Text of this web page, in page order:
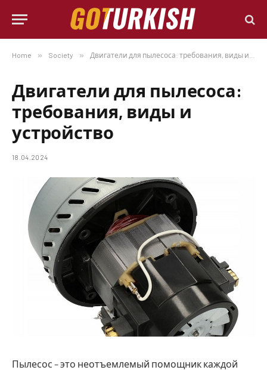
Home » Society » Двигатели для пылесоса: требования, виды и устройство
Двигатели для пылесоса:
требования, виды и
устройство
18.04.2024
Пылесос – это неотъемлемый помощник каждой